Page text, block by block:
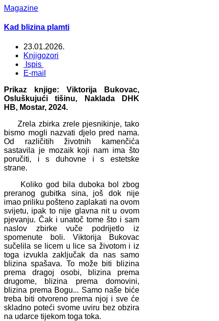
Magazine
Kad blizina plamti
23.01.2026.
Knjigozori
Ispis
E-mail
Prikaz knjige: Viktorija Bukovac,
Osluškujući tišinu, Naklada DHK
HB, Mostar, 2024.
Zrela zbirka zrele pjesnikinje, tako
bismo mogli nazvati djelo pred nama.
Od različitih životnih kamenčića
sastavila je mozaik koji nam ima što
poručiti, i s duhovne i s estetske
strane.
Koliko god bila duboka bol zbog
preranog gubitka sina, još dok nije
imao priliku pošteno zaplakati na ovom
svijetu, ipak to nije glavna nit u ovom
pjevanju. Čak i unatoč tome što i sam
naslov zbirke vuče podrijetlo iz
spomenute boli. Viktorija Bukovac
sučelila se licem u lice sa životom i iz
toga izvukla zaključak da nas samo
blizina spašava. To može biti blizina
prema dragoj osobi, blizina prema
drugome, blizina prema domovini,
blizina prema Bogu... Samo naše biće
treba biti otvoreno prema njoj i sve će
skladno poteći svome uviru bez obzira
na udarce tijekom toga toka.